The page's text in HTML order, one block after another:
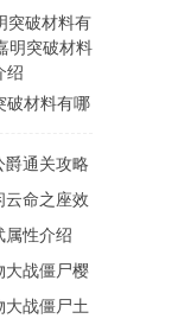
破材料有哪
爵通关攻略
云命之座效
属性介绍
大战僵尸樱
大战僵尸土